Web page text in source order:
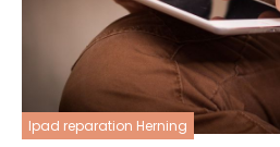
Ipad reparation Herning